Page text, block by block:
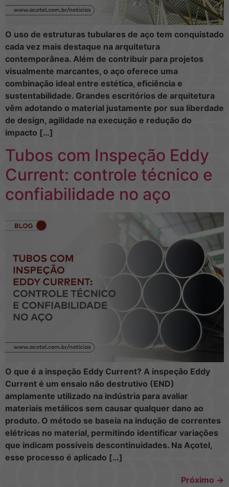
O uso de estruturas tubulares de aço tem conquistado
cada vez mais destaque na arquitetura
contemporânea. Além de contribuir para projetos
visualmente marcantes, o aço oferece uma
combinação ideal entre estética, eficiência e
sustentabilidade. Grandes escritórios de arquitetura
vêm adotando o material justamente por sua liberdade
de design, agilidade na execução e redução do
impacto […]
Tubos com Inspeção Eddy
Current: controle técnico e
confiabilidade no aço
O que é a inspeção Eddy Current? A inspeção Eddy
Current é um ensaio não destrutivo (END)
amplamente utilizado na indústria para avaliar
materiais metálicos sem causar qualquer dano ao
produto. O método se baseia na indução de correntes
elétricas no material, permitindo identificar variações
que indicam possíveis descontinuidades. Na Açotel,
esse processo é aplicado […]
Próximo →